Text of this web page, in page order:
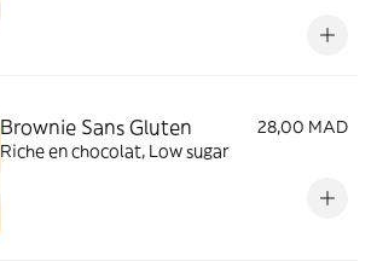
Brownie Sans Gluten
28,00 MAD
Riche en chocolat, Low sugar